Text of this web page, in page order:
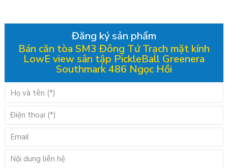
Đăng ký sản phẩm
Bán căn tòa SM3 Đông Tứ Trạch mặt kính
LowE view sân tập PickleBall Greenera
Southmark 486 Ngọc Hồi